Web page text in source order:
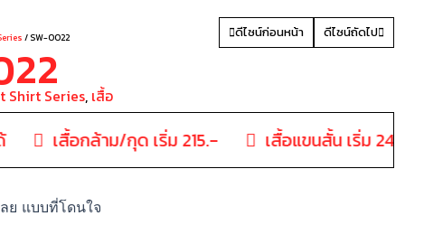
/ SW-0022 ดีไซน์ก่อนหน้า ดีไซน์ถัดไป
Shirt Series, เสื้อ
เสื้อกล้าม/กุด เริ่ม 215.- เสื้อแขนสั้น เริ่ม 245.-
ย แบบที่โดนใจ